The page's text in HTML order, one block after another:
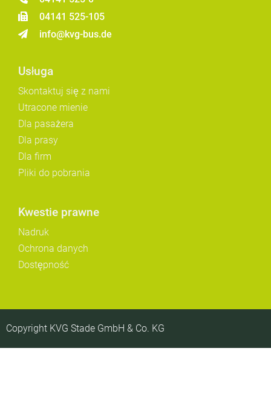
04141 525-105
info@kvg-bus.de
Usługa
Skontaktuj się z nami
Utracone mienie
Dla pasażera
Dla prasy
Dla firm
Pliki do pobrania
Kwestie prawne
Nadruk
Ochrona danych
Dostępność
Copyright KVG Stade GmbH & Co. KG